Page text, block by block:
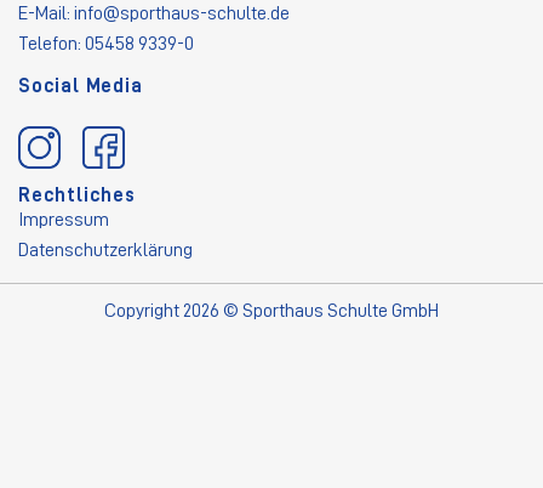
E-Mail: info@sporthaus-schulte.de
Telefon: 05458 9339-0
Social Media
Rechtliches
Impressum
Datenschutzerklärung
Copyright 2026 © Sporthaus Schulte GmbH